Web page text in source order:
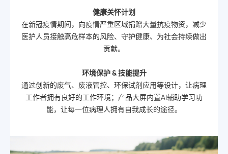
健康关怀计划
在新冠疫情期间，向疫情严重区域捐赠大量抗疫物资，减少
医护人员接触高危样本的风险、守护健康、为社会持续做出
贡献。
环境保护 & 技能提升
通过创新的废气、废液管控、环保试剂应用等设计，让病理
工作者拥有良好的工作环境；产品大屏内置AI辅助学习功
能，让每一位病理人拥有自我成长的途径。